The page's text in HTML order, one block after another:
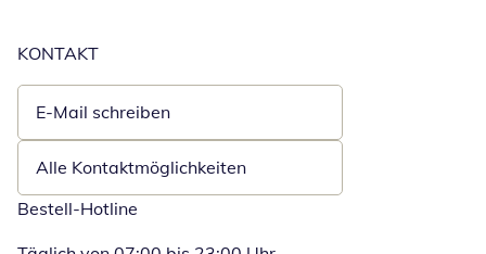
KONTAKT
E-Mail schreiben
Öffnet E-Mail-Client
Alle Kontaktmöglichkeiten
Bestell-Hotline